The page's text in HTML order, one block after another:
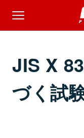
JIS X
づく試